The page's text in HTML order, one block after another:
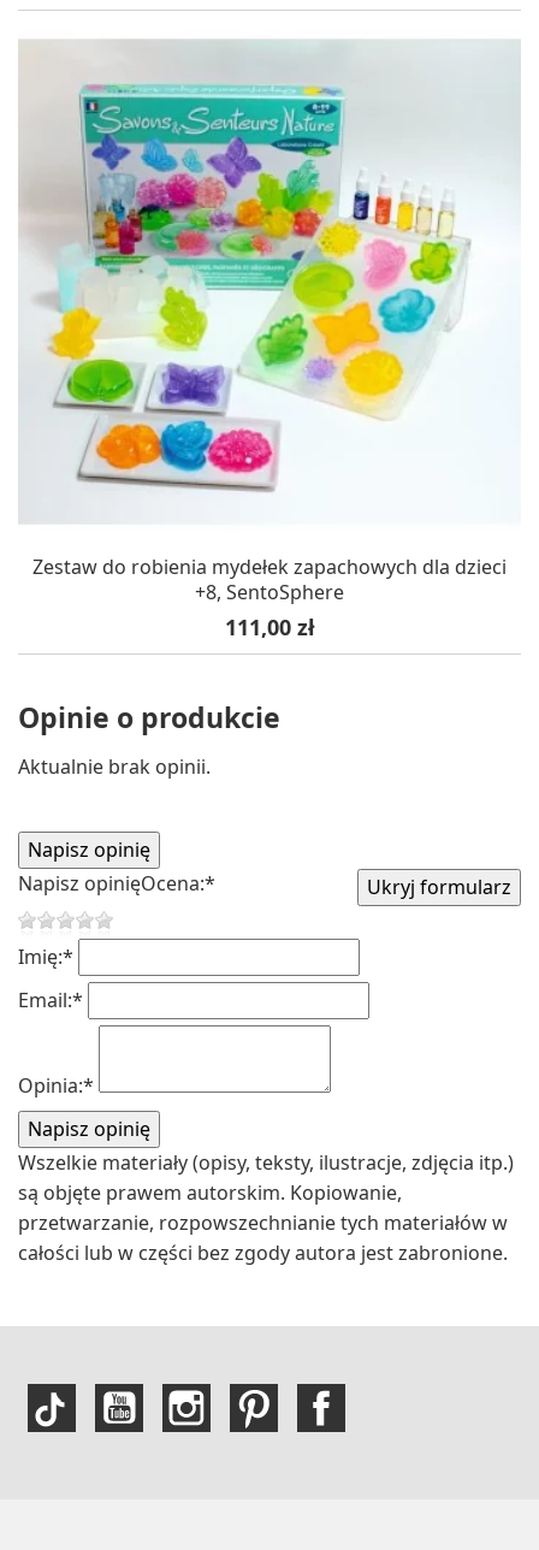
Zestaw do robienia mydełek zapachowych dla dzieci
+8, SentoSphere
Cena
111,00 zł
Opinie o produkcie
Aktualnie brak opinii.
Napisz opinięOcena:*
Imię:*
Email:*
Opinia:*
Wszelkie materiały (opisy, teksty, ilustracje, zdjęcia itp.)
są objęte prawem autorskim. Kopiowanie,
przetwarzanie, rozpowszechnianie tych materiałów w
całości lub w części bez zgody autora jest zabronione.